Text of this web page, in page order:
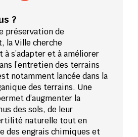
?
préservation de
la Ville cherche
s’adapter et à améliorer
l’entretien des terrains
notamment lancée dans la
des terrains. Une
d’augmenter la
des sols, de leur
naturelle tout en
des engrais chimiques et